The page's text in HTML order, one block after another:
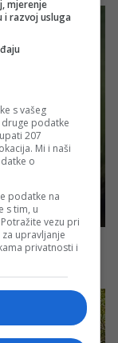
mjerenje
i razvoj usluga
s vašeg
podatke
207
Mi i naši
o
podatke na
s tim, u
vezu pri
upravljanje
privatnosti i